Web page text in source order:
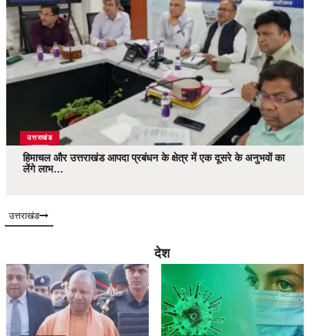
उत्तराखंड
हिमाचल और उत्तराखंड आपदा प्रबंधन के क्षेत्र में एक दूसरे के अनुभवों का
लेंगे लाभ…
उत्तराखंड
देश